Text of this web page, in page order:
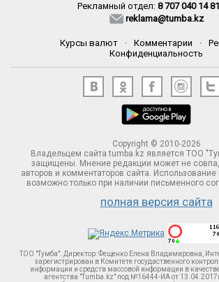
Рекламный отдел: 8 707 040 14 81
reklama@tumba.kz
Курсы валют · Комментарии ·
Конфиденциальность
Copyright © 2010-2026
Владельцем сайта tumba.kz является ТОО
защищены. Мнение редакции может не
авторов и комментаторов сайта.
возможно только при наличии письменного
полная версия сайта
ТОО "Тумба". Директор: Фещенко Елена Владимировна,
зарегистрирован в Комитете госудаственного
информации и средств массовой информации в
агентства "Tumba.kz" под №16444-ИА от